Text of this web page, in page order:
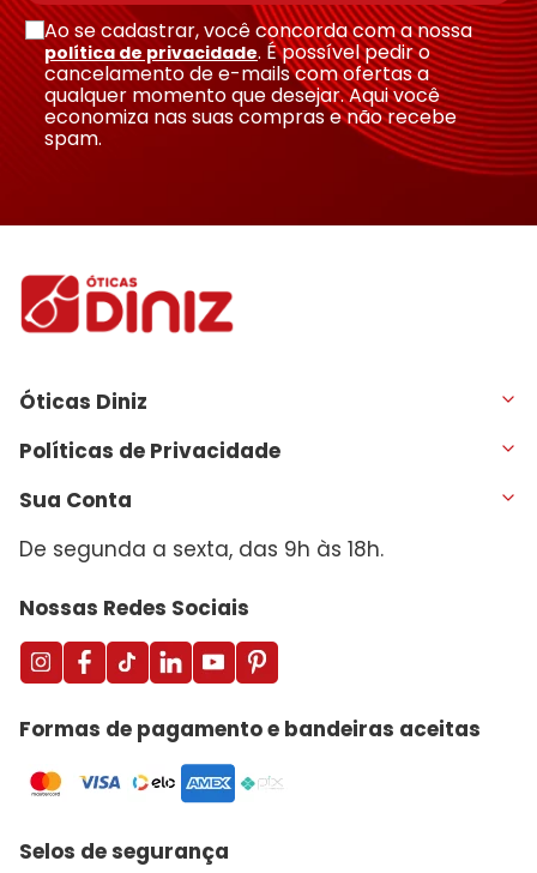
Ao se cadastrar, você concorda com a nossa
política de privacidade. É possível pedir o
cancelamento de e-mails com ofertas a
qualquer momento que desejar. Aqui você
economiza nas suas compras e não recebe
spam.
Óticas Diniz
Políticas de Privacidade
Sua Conta
De segunda a sexta, das 9h às 18h.
Nossas Redes Sociais
Formas de pagamento e bandeiras aceitas
Selos de segurança